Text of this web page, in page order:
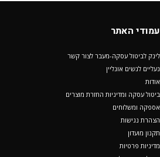
עמודי האתר
לינק לביטול עסקה-מעבר לצור קשר
נעליים לנשים אונליין
אודות
ביטול עסקה ומדיניות החזרת מוצרים
אספקה ומשלוחים
הצהרת נגישות
תקנון מועדון
מדיניות פרטיות